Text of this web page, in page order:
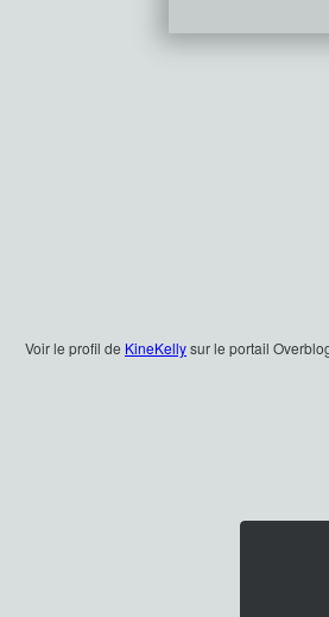
Voir le profil de KineKellysur le portail